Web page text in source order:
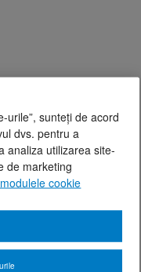
urile”, sunteți de acord
dvs. pentru a
analiza utilizarea site-
de marketing
cookie